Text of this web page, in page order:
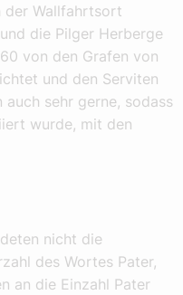
der Wallfahrtsort
die Pilger Herberge
von den Grafen von
und den Serviten
sehr gerne, sodass
wurde, mit den
nicht die
des Wortes Pater,
an die Einzahl Pater